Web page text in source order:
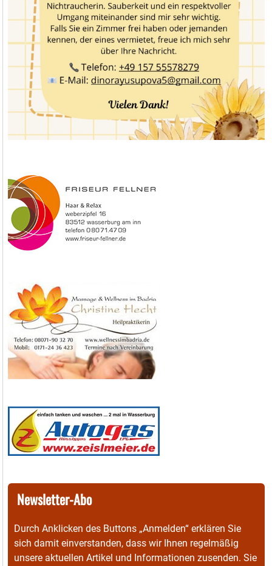
Newsletter-Abo
Durch Anklicken des Buttons „Anmelden“ erklären Sie
sich damit einverstanden, dass wir Ihnen regelmäßig
unsere aktuellen Artikel und Informationen zusenden. Sie